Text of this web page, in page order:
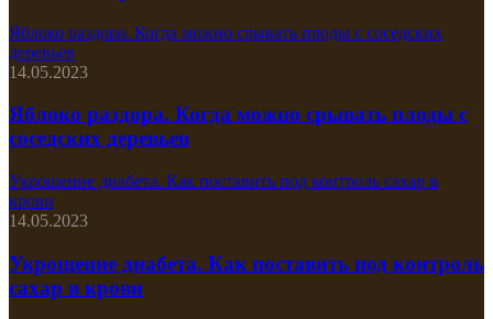
Яблоко раздора. Когда можно срывать плоды с соседских
деревьев
14.05.2023
Яблоко раздора. Когда можно срывать плоды с
соседских деревьев
Укрощение диабета. Как поставить под контроль сахар в
крови
14.05.2023
Укрощение диабета. Как поставить под контроль
сахар в крови